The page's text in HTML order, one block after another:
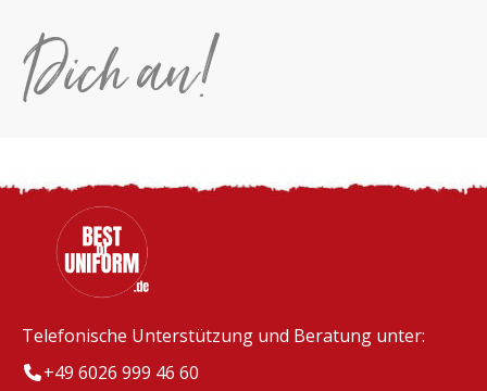
Dich an!
Telefonische Unterstützung und Beratung unter:
+49 6026 999 46 60